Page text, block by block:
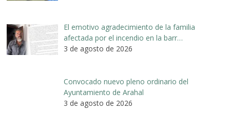
El emotivo agradecimiento de la familia
afectada por el incendio en la barr…
3 de agosto de 2026
Convocado nuevo pleno ordinario del
Ayuntamiento de Arahal
3 de agosto de 2026